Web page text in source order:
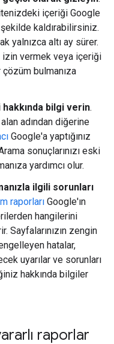
içeriği Google
şekilde kaldırabilirsiniz.
yalnızca altı ay sürer.
vermek veya içeriği
çözüm bulmanıza
bilgi verin.
adından diğerine
Google'a yaptığınız
sonuçlarınızı eski
yardımcı olur.
ilgili sorunları
raporları Google'ın
hangilerini
Sayfalarınızın zengin
hatalar,
uyarılar ve sorunları
hakkında bilgiler
raporlar